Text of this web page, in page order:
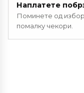
Наплатете
Поминете од
помалку чекори.